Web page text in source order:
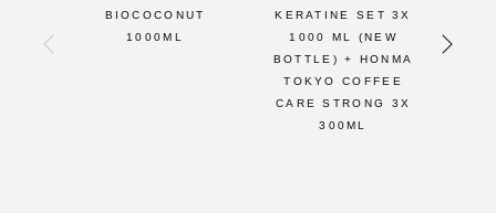
BIOCOCONUT
1000ML
KERATINE SET 3X
1000 ML (NEW
BOTTLE) + HONMA
TOKYO COFFEE
CARE STRONG 3X
300ML